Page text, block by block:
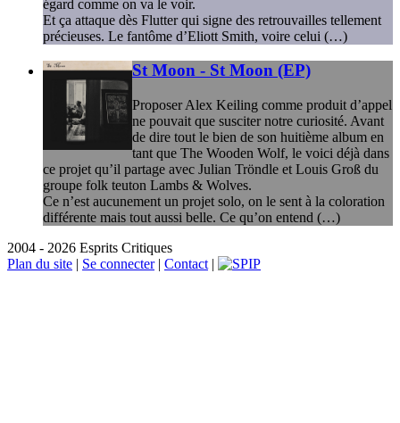
égard comme on va le voir.
Et ça attaque dès Flutter qui signe des retrouvailles tellement
précieuses. Le fantôme d’Eliott Smith, voire celui (…)
St Moon - St Moon (EP)
Proposer Alex Keiling comme produit d’appel
ne pouvait que susciter notre curiosité. Avant
de dire tout le bien de son huitième album en
tant que The Wooden Wolf, le voici déjà dans
ce projet qu’il partage avec Julian Tröndle et Louis Groß du
groupe folk teuton Lambs & Wolves.
Ce n’est aucunement un projet solo, on le sent à la coloration
différente mais tout aussi belle. Ce qu’on entend (…)
2004 - 2026 Esprits Critiques
Plan du site | Se connecter| Contact |